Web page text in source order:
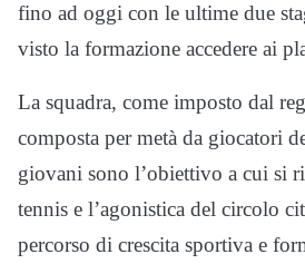
fino ad oggi con le ultime due
visto la formazione accedere ai
La squadra, come imposto dal
composta per metà da giocatori
giovani sono l’obiettivo a cui si
tennis e l’agonistica del circolo
percorso di crescita sportiva e